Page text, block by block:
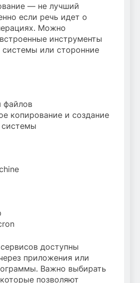
— не лучший
если речь идет о
Можно
инструменты
или сторонние
файлов
копирование и создание
системы
доступны
приложения или
Важно выбирать
позволяют